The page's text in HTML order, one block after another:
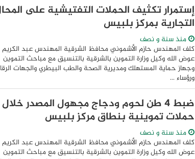
إستمرار تكثيف الحملات التفتيشية على
التجارية بمركز بلبيس
منذ سنة و نصف
كلف المهندس حازم الأشموني محافظ الشرقية المهندس عبد الكريم
عوض الله وكيل وزارة التموين بالشرقية بالتنسيق مع مباحث التموين
وجهاز حماية المستهلك ومديرية الصحة والطب البيطري والجهات
ورؤساء ...
ضبط ٤ طن لحوم ودجاج مجهول المصدر خلال
حملات تموينية بنطاق مركز بلبيس
منذ سنة و نصف
كلف المهندس حازم الأشموني محافظ الشرقية المهندس عبد الكريم
عوض الله وكيل وزارة التموين بالشرقية بالتنسيق مع مباحث التموين